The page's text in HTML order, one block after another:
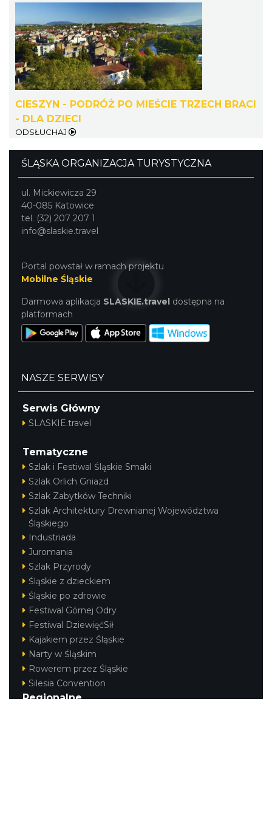
Cieszyn
2026-09-05
0.43 km
Cieszyn
0.43 km
Cieszyn
2026-08-15
0.43 km
Cieszyn
0.43 km
Cieszyn
0.43 km
CIESZYN - PODRÓŻ PO MIEŚCIE TRZECH BRACI
- DLA DZIECI
ODSŁUCHAJ
ŚLĄSKA ORGANIZACJA TURYSTYCZNA
ul. Mickiewicza 29
40-085 Katowice
tel. (32) 207 207 1
info@slaskie.travel
Portal powstał w ramach projektu
Mobilne Śląskie
Darmowa aplikacja SLASKIE.travel dostępna na
platformach
NASZE SERWISY
Serwis Główny
SLASKIE.travel
Tematyczne
Szlak i Festiwal Śląskie Smaki
Szlak Orlich Gniazd
Szlak Zabytków Techniki
Szlak Architektury Drewnianej Województwa
Śląskiego
Industriada
Juromania
Szlak Przyrody
Śląskie z dzieckiem
Śląskie po zdrowie
Festiwal Górnej Odry
Festiwal DziewięćSił
Kajakiem przez Śląskie
Narty w Śląskim
Rowerem przez Śląskie
Silesia Convention
Regionalne